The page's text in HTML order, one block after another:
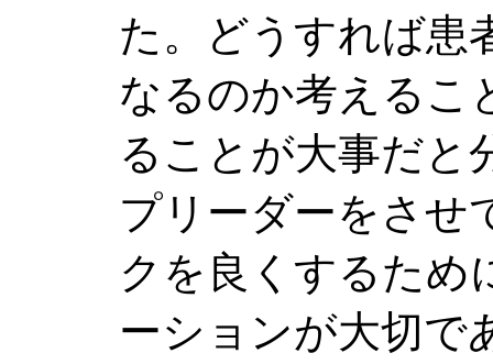
た。どうすれば患
なるのか考えるこ
ることが大事だと
プリーダーをさせ
クを良くするため
ーションが大切で